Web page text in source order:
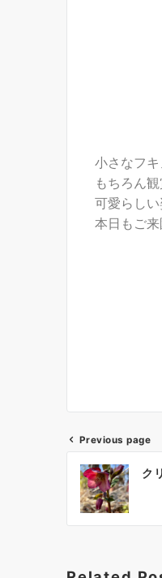
小さなフキ
もちろん
可愛らしい
本日もご来
Previous page
ク